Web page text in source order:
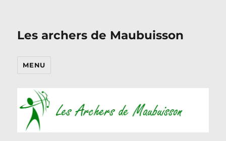
Les archers de Maubuisson
MENU